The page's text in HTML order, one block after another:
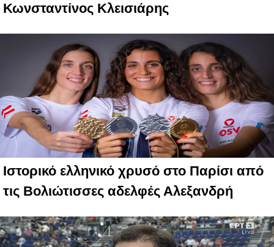
Κωνσταντίνος Κλεισιάρης
Ιστορικό ελληνικό χρυσό στο Παρίσι από
τις Βολιώτισσες αδελφές Αλεξανδρή